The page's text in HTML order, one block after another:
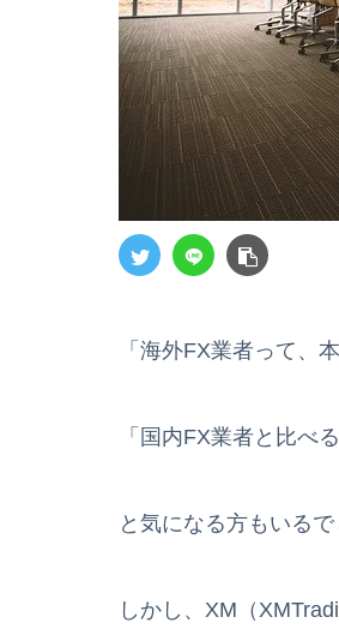
「海外FX業者って、
「国内FX業者と比べ
と気になる方もいるで
しかし、XM（